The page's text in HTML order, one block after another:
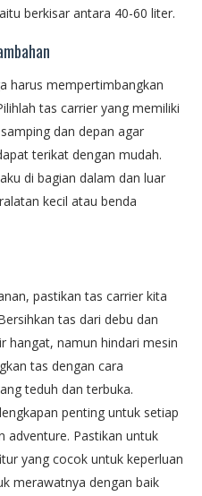
berkisar antara 40-60 liter.
harus mempertimbangkan
tas carrier yang memiliki
dan depan agar
terikat dengan mudah.
di bagian dalam dan luar
kecil atau benda
pastikan tas carrier kita
tas dari debu dan
hangat, namun hindari mesin
tas dengan cara
teduh dan terbuka.
penting untuk setiap
adventure. Pastikan untuk
yang cocok untuk keperluan
merawatnya dengan baik